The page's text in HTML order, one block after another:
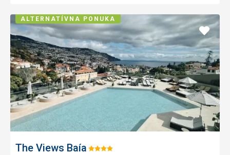
The Views Baía Hodnotenie:
Pridať
do
ALTERNATÍVNA PONUKA